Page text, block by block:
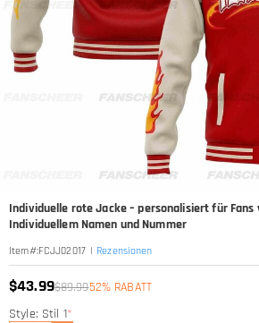
Individuelle rote Jacke – personalisiert für Fans
Individuellem Namen und Nummer
Item#:FCJJ02017 | Rezensionen
$43.99$89.9952% RABATT
Style: Stil 1*